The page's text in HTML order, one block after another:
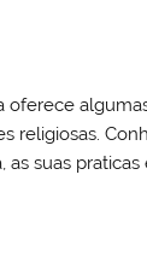
oferece
religiosas.
as suas praticas